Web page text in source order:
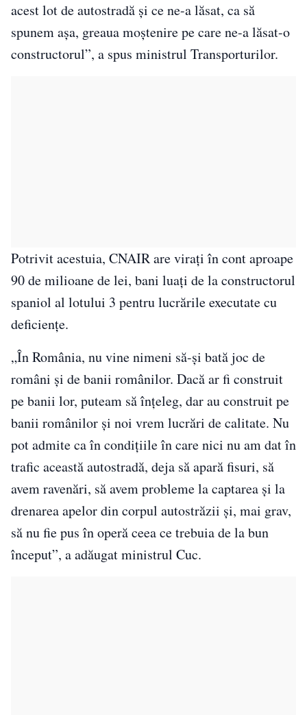
acest lot de autostradă şi ce ne-a lăsat, ca să
spunem aşa, greaua moştenire pe care ne-a lăsat-o
constructorul”, a spus ministrul Transporturilor.
Potrivit acestuia, CNAIR are viraţi în cont aproape
90 de milioane de lei, bani luaţi de la constructorul
spaniol al lotului 3 pentru lucrările executate cu
deficienţe.
„În România, nu vine nimeni să-şi bată joc de
români şi de banii românilor. Dacă ar fi construit
pe banii lor, puteam să înţeleg, dar au construit pe
banii românilor şi noi vrem lucrări de calitate. Nu
pot admite ca în condiţiile în care nici nu am dat în
trafic această autostradă, deja să apară fisuri, să
avem ravenări, să avem probleme la captarea şi la
drenarea apelor din corpul autostrăzii şi, mai grav,
să nu fie pus în operă ceea ce trebuia de la bun
început”, a adăugat ministrul Cuc.